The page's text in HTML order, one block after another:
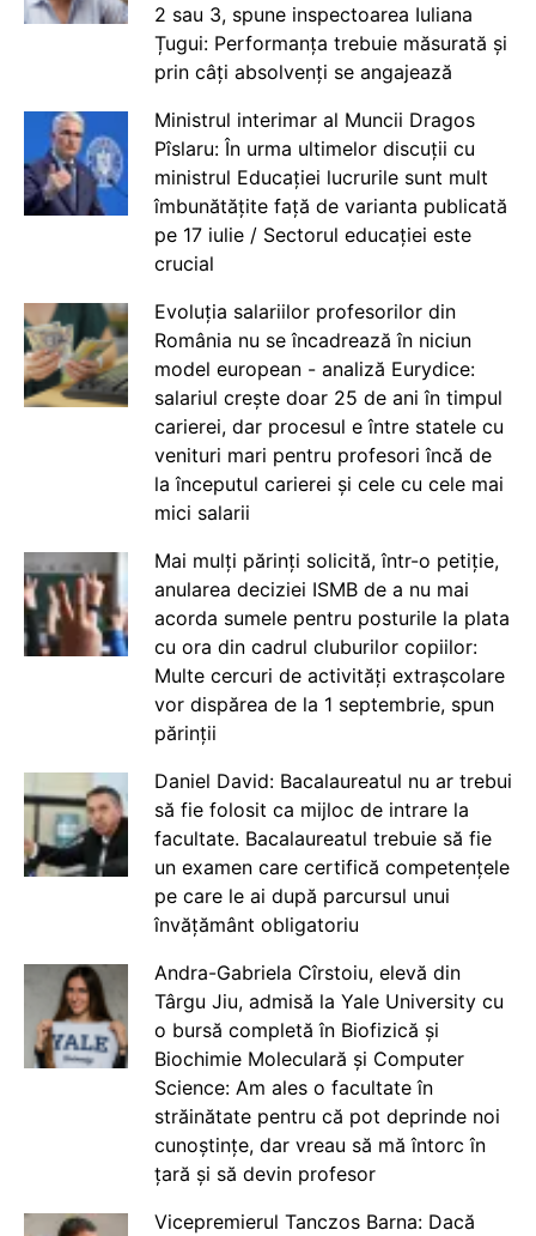
2 sau 3, spune inspectoarea Iuliana
Țugui: Performanța trebuie măsurată și
prin câți absolvenți se angajează
Ministrul interimar al Muncii Dragos
Pîslaru: În urma ultimelor discuții cu
ministrul Educației lucrurile sunt mult
îmbunătățite față de varianta publicată
pe 17 iulie / Sectorul educației este
crucial
Evoluția salariilor profesorilor din
România nu se încadrează în niciun
model european - analiză Eurydice:
salariul crește doar 25 de ani în timpul
carierei, dar procesul e între statele cu
venituri mari pentru profesori încă de
la începutul carierei și cele cu cele mai
mici salarii
Mai mulți părinți solicită, într-o petiție,
anularea deciziei ISMB de a nu mai
acorda sumele pentru posturile la plata
cu ora din cadrul cluburilor copiilor:
Multe cercuri de activități extrașcolare
vor dispărea de la 1 septembrie, spun
părinții
Daniel David: Bacalaureatul nu ar trebui
să fie folosit ca mijloc de intrare la
facultate. Bacalaureatul trebuie să fie
un examen care certifică competențele
pe care le ai după parcursul unui
învățământ obligatoriu
Andra-Gabriela Cîrstoiu, elevă din
Târgu Jiu, admisă la Yale University cu
o bursă completă în Biofizică și
Biochimie Moleculară și Computer
Science: Am ales o facultate în
străinătate pentru că pot deprinde noi
cunoștințe, dar vreau să mă întorc în
țară și să devin profesor
Vicepremierul Tanczos Barna: Dacă